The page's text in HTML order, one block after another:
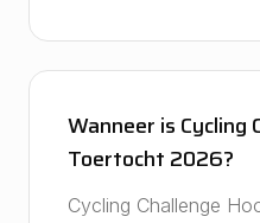
Wanneer is Cycling
Toertocht 2026?
Cycling Challenge